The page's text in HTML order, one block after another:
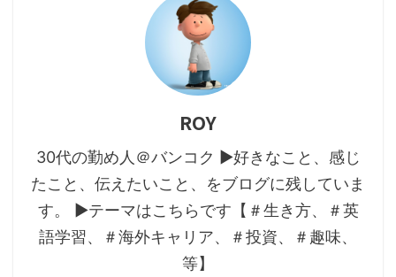
ROY
30代の勤め人＠バンコク ▶好きなこと、感じ
たこと、伝えたいこと、をブログに残していま
す。 ▶テーマはこちらです【＃生き方、＃英
語学習、＃海外キャリア、＃投資、＃趣味、
等】